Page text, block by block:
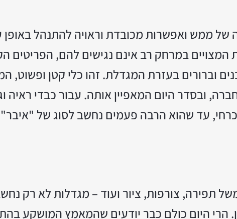
של ממש ואפשרות מכובדת וראויה להתנהל
במרחק רב אינם נגישים להם, הפריטים
וברורים בעזרת המגדלת. זהו כלי קטן
ובסדר היום המאפיין אותה. עבור כבדי ראיה
עד שהוא הרבה פעמים נחשב לסוג של
תפירה, צורפות, ציור ועוד – מגדלות לא רק
הרי היום כולם כבר יודעים שהמאמץ המושקע